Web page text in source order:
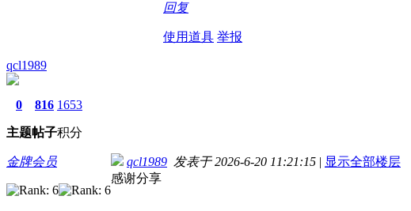
回复
使用道具 举报
qcl1989
0
主题
816
帖子
1653
积分
金牌会员 qcl1989 发表于 2026-6-20 11:21:15 | 显示全部楼层
感谢分享